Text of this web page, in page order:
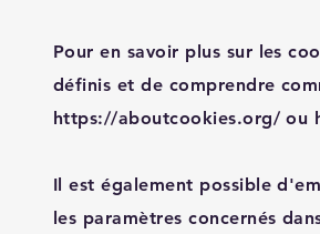
Pour en savoir plus sur les
définis et de comprendre
https://aboutcookies.org/ ou
Il est également possible
les paramètres concernés